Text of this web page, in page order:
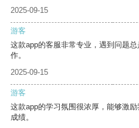
2025-09-15
游客
这款app的客服非常专业，遇到问题
作。
2025-09-15
游客
这款app的学习氛围很浓厚，能够激
成绩。